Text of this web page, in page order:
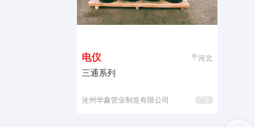
电仪 河北
三通系列
沧州华鑫管业制造有限公司 广告